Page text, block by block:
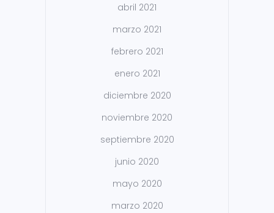
abril 2021
marzo 2021
febrero 2021
enero 2021
diciembre 2020
noviembre 2020
septiembre 2020
junio 2020
mayo 2020
marzo 2020